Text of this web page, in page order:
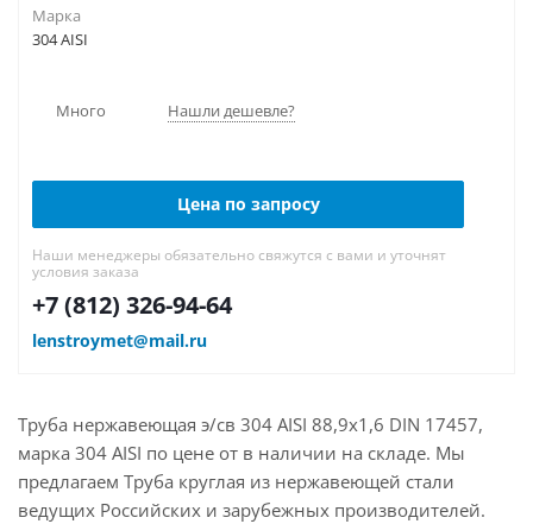
Марка
304 AISI
Много Нашли дешевле?
Цена по запросу
Наши менеджеры обязательно свяжутся с вами и уточнят
условия заказа
+7 (812) 326-94-64
lenstroymet@mail.ru
Труба нержавеющая э/св 304 AISI 88,9х1,6 DIN 17457,
марка 304 AISI по цене от в наличии на складе. Мы
предлагаем Труба круглая из нержавеющей стали
ведущих Российских и зарубежных производителей.